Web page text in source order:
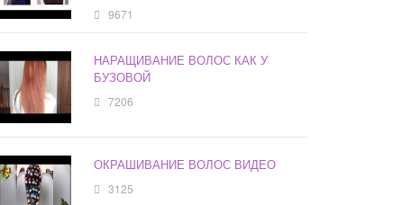
9671
НАРАЩИВАНИЕ ВОЛОС КАК У
БУЗОВОЙ
7206
ОКРАШИВАНИЕ ВОЛОС ВИДЕО
3125